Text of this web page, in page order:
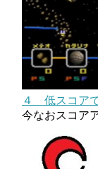
４ 低スコア
今なおスコア